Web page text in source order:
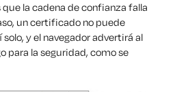
la cadena de confianza falla
un certificado no puede
y el navegador advertirá al
para la seguridad, como se